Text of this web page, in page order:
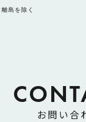
島を除く
お問い合